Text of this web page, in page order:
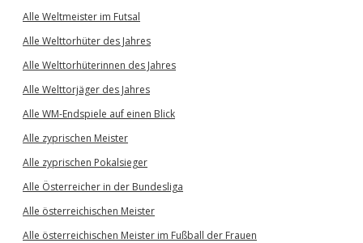
Alle Weltmeister im Futsal
Alle Welttorhüter des Jahres
Alle Welttorhüterinnen des Jahres
Alle Welttorjäger des Jahres
Alle WM-Endspiele auf einen Blick
Alle zyprischen Meister
Alle zyprischen Pokalsieger
Alle Österreicher in der Bundesliga
Alle österreichischen Meister
Alle österreichischen Meister im Fußball der Frauen